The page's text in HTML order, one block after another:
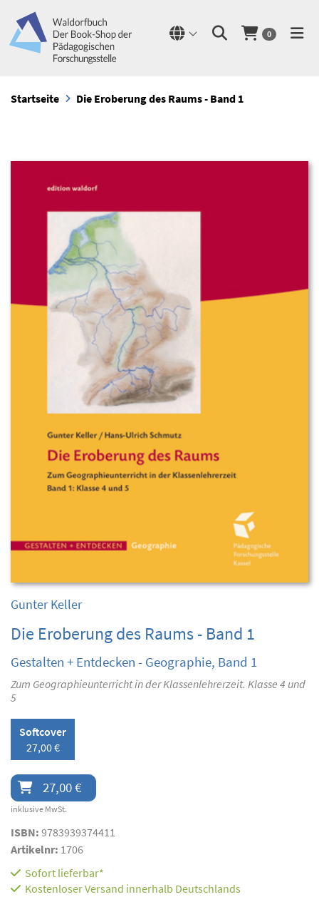
0
Startseite Die Eroberung des Raums - Band 1
Gunter Keller
Die Eroberung des Raums - Band 1
Gestalten + Entdecken - Geographie, Band 1
Zum Geographieunterricht in der Klassenlehrerzeit. Klasse 4 und
5
Softcover
27,00 €
27,00 €
inklusive MwSt.
ISBN: 9783939374411
Artikelnr: 1706
Sofort lieferbar*
Kostenloser Versand innerhalb Deutschlands